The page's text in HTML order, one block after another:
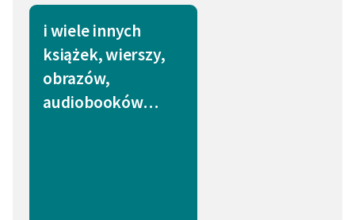
i wiele innych
książek, wierszy,
obrazów,
audiobooków…